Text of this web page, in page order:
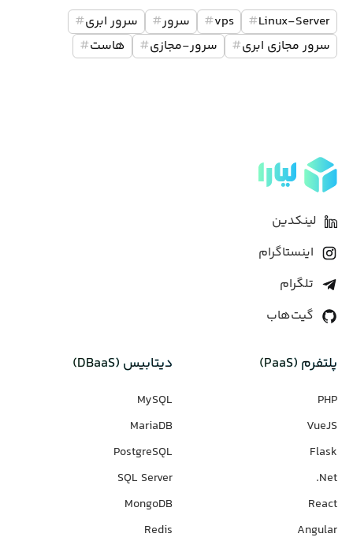
Linux-Server
#
vps
# سرور# سرور ابری#
سرور مجازی ابری# سرور-مجازی# هاست#
لینکدین
اینستاگرام
تلگرام
گیت‌هاب
پلتفرم (PaaS)
PHP
VueJS
Flask
Net.
React
Angular
دیتابیس‌ (DBaaS)
MySQL
MariaDB
PostgreSQL
SQL Server
MongoDB
Redis